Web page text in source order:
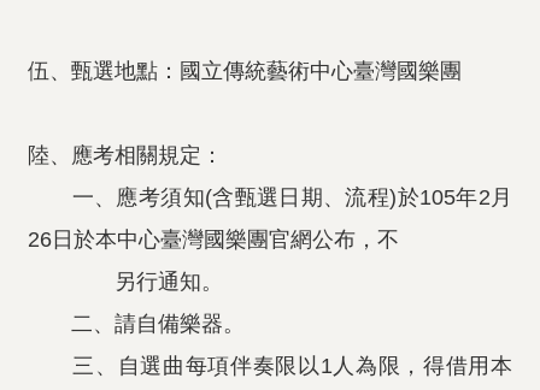
伍、甄選地點：國立傳統藝術中心臺灣國樂團
陸、應考相關規定：
一、應考須知(含甄選日期、流程)於105年2月
26日於本中心臺灣國樂團官網公布，不
另行通知。
二、請自備樂器。
三、自選曲每項伴奏限以1人為限，得借用本